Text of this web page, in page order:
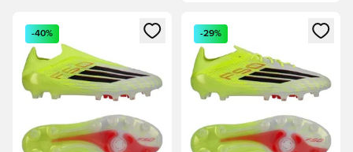
Ανοίγει ένα Modal για να συνδεθείτε ή να εγγραφείτε ως
-40%
Ανοίγει ένα Modal για να
-29%